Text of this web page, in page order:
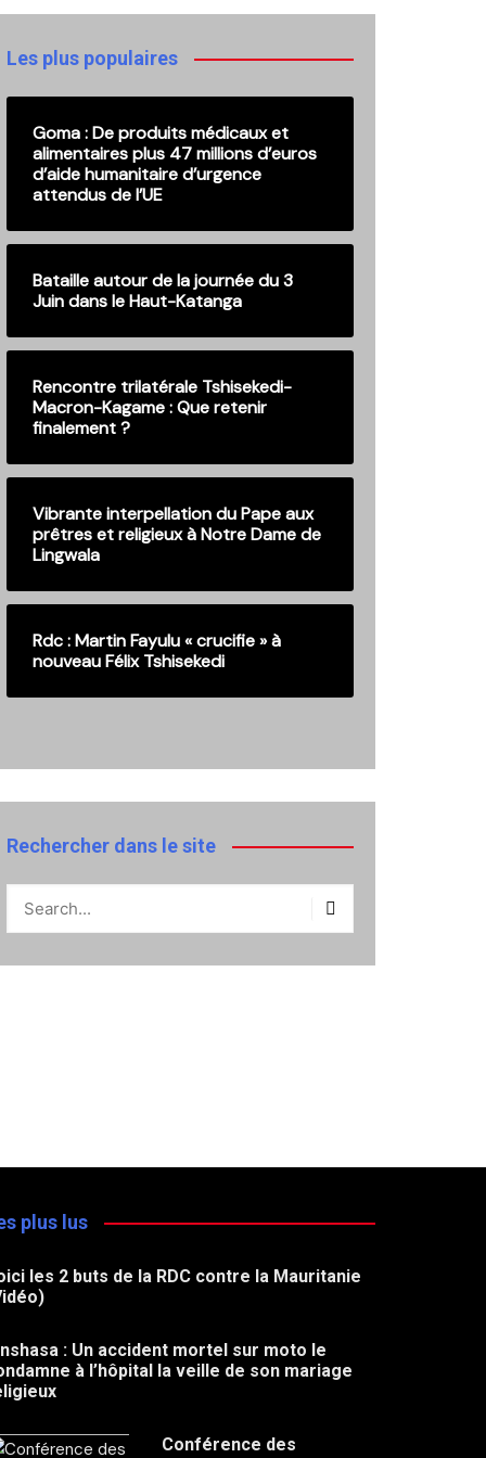
publications
Les plus populaires
Goma : De produits médicaux et
alimentaires plus 47 millions d’euros
d’aide humanitaire d’urgence
attendus de l’UE
Bataille autour de la journée du 3
Juin dans le Haut-Katanga
Rencontre trilatérale Tshisekedi-
Macron-Kagame : Que retenir
finalement ?
Vibrante interpellation du Pape aux
prêtres et religieux à Notre Dame de
Lingwala
Rdc : Martin Fayulu « crucifie » à
nouveau Félix Tshisekedi
Rechercher dans le site
plus lus
les 2 buts de la RDC contre la Mauritanie
: Un accident mortel sur moto le
à l’hôpital la veille de son mariage
Conférence des